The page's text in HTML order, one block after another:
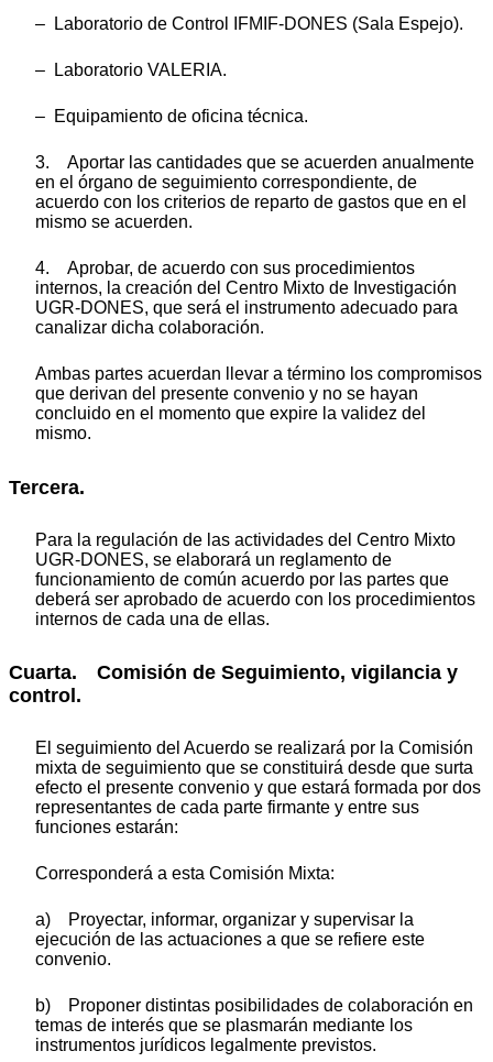
– Laboratorio de Control IFMIF-DONES (Sala Espejo).
– Laboratorio VALERIA.
– Equipamiento de oficina técnica.
3. Aportar las cantidades que se acuerden anualmente
en el órgano de seguimiento correspondiente, de
acuerdo con los criterios de reparto de gastos que en el
mismo se acuerden.
4. Aprobar, de acuerdo con sus procedimientos
internos, la creación del Centro Mixto de Investigación
UGR-DONES, que será el instrumento adecuado para
canalizar dicha colaboración.
Ambas partes acuerdan llevar a término los compromisos
que derivan del presente convenio y no se hayan
concluido en el momento que expire la validez del
mismo.
Tercera.
Para la regulación de las actividades del Centro Mixto
UGR-DONES, se elaborará un reglamento de
funcionamiento de común acuerdo por las partes que
deberá ser aprobado de acuerdo con los procedimientos
internos de cada una de ellas.
Cuarta. Comisión de Seguimiento, vigilancia y
control.
El seguimiento del Acuerdo se realizará por la Comisión
mixta de seguimiento que se constituirá desde que surta
efecto el presente convenio y que estará formada por dos
representantes de cada parte firmante y entre sus
funciones estarán:
Corresponderá a esta Comisión Mixta:
a) Proyectar, informar, organizar y supervisar la
ejecución de las actuaciones a que se refiere este
convenio.
b) Proponer distintas posibilidades de colaboración en
temas de interés que se plasmarán mediante los
instrumentos jurídicos legalmente previstos.